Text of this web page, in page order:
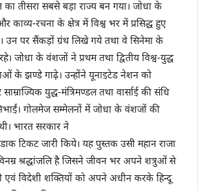
का तीसरा सबसे बड़ा राज्य बन गया। जोधा के
रचना के क्षेत्र में विश्व भर में प्रसिद्ध हुए
उन पर सैंकड़ों ग्रंथ लिखे गये तथा वे सिनेमा के
जोधा के वंशजों ने प्रथम तथा द्वितीय विश्व-युद्ध
के झण्डे गाढ़े। उन्होंने यूनाइटेड नेशन को
युद्ध-मंत्रिमण्डल तथा वार्साई की संधि
गोलमेज सम्मेलनों में जोधा के वंशजों की
भारत सरकार ने
टिकट जारी किये। यह पुस्तक उसी महान राजा
श्रद्धांजलि है जिसने जीवन भर अपने शत्रुओं से
एवं विदेशी शक्तियों को अपने अधीन करके हिन्दू